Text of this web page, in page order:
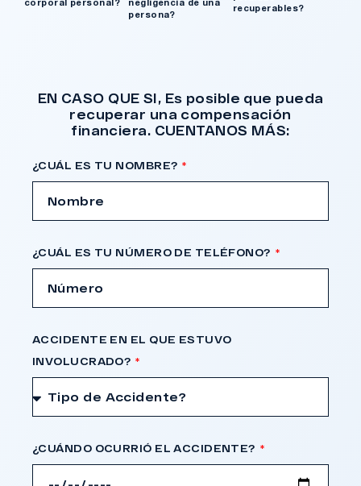
corporal personal?
negligencia de una
persona?
recuperables?
EN CASO QUE SI, Es posible que pueda
recuperar una compensación
financiera. CUENTANOS MÁS:
¿CUÁL ES TU NOMBRE?
¿CUÁL ES TU NÚMERO DE TELÉFONO?
ACCIDENTE EN EL QUE ESTUVO
INVOLUCRADO?
¿CUÁNDO OCURRIÓ EL ACCIDENTE?